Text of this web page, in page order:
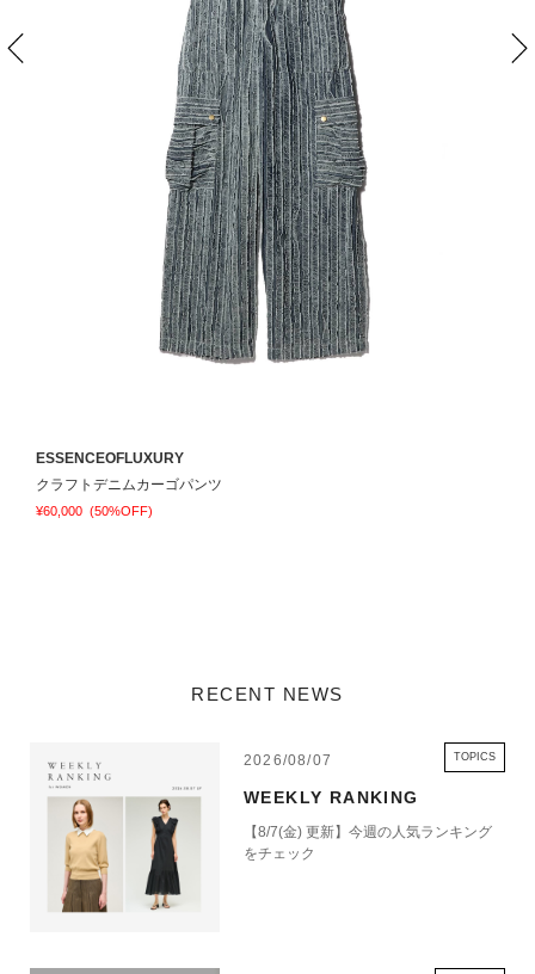
ESSENCEOFLUXURY
クラフトデニムカーゴパンツ
¥60,000 (50%OFF)
RECENT NEWS
2026/08/07 TOPICS
WEEKLY RANKING
【8/7(金) 更新】今週の人気ランキング
をチェック